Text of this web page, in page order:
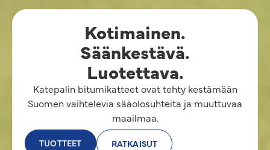
Kotimainen.
Säänkestävä.
Luotettava.
Katepalin bitumikatteet ovat tehty kestämään
Suomen vaihtelevia sääolosuhteita ja muuttuvaa
maailmaa.
TUOTTEET RATKAISUT